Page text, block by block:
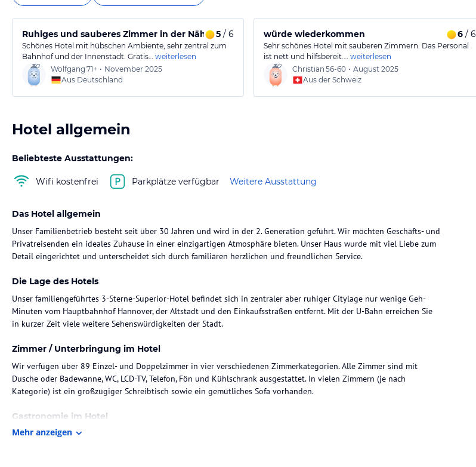
Ruhiges und sauberes Zimmer in der Nähe des Bahnhofs
5 / 6
Schönes Hotel mit hübschen Ambiente, sehr zentral zum
Bahnhof und der Innenstadt. Gratis… weiterlesen
Wolfgang 71+ • November 2025
Aus Deutschland
würde wiederkommen 6/ 6
Sehr schönes Hotel mit sauberen Zimmern. Das Personal
ist nett und hilfsbereit.… weiterlesen
Christian 56-60 • August 2025
Aus der Schweiz
Hotel allgemein
Beliebteste Ausstattungen:
Wifi kostenfrei Parkplätze verfügbar Weitere Ausstattung
Das Hotel allgemein
Unser Familienbetrieb besteht seit über 30 Jahren und wird in der 2. Generation geführt. Wir möchten Geschäfts- und
Privatreisenden ein ideales Zuhause in einer einzigartigen Atmosphäre bieten. Unser Haus wurde mit viel Liebe zum
Detail eingerichtet und unterscheidet sich durch familiären herzlichen und freundlichen Service.
Die Lage des Hotels
Unser familiengeführtes 3-Sterne-Superior-Hotel befindet sich in zentraler aber ruhiger Citylage nur wenige Geh-
Minuten vom Hauptbahnhof Hannover, der Altstadt und den Einkaufsstraßen entfernt. Mit der U-Bahn erreichen Sie
Zimmer / Unterbringung im Hotel
Wir verfügen über 89 Einzel- und Doppelzimmer in vier verschiedenen Zimmerkategorien. Alle Zimmer sind mit
Dusche oder Badewanne, WC, LCD-TV, Telefon, Fön und Kühlschrank ausgestattet. In vielen Zimmern (je nach
Kategorie) ist ein großzügiger Schreibtisch sowie ein gemütliches Sofa vorhanden.
Gastronomie im Hotel
Beginnen Sie den Tag mit einem reichhaltigen und abwechslungsreichen Frühstück vom Buffet. In der Zeit von 6:30
Mehr anzeigen